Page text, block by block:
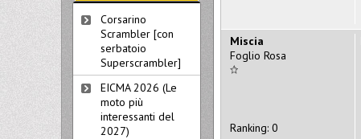
Miscia
Foglio Rosa
Ranking: 0
Corsarino
Scrambler [con
serbatoio
Superscrambler]
EICMA 2026 (Le
moto più
interessanti del
2027)